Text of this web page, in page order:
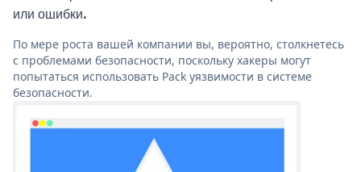
или ошибки.
По мере роста вашей компании вы, вероятно, столкнетесь
с проблемами безопасности, поскольку хакеры могут
попытаться использовать Pack уязвимости в системе
безопасности.